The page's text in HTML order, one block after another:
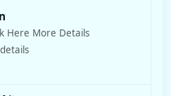
Here More Details